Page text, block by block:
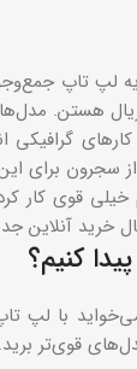
لپ تاپ
هستن.
کارهای
برای این
قوی کار
خرید
کنیم؟
با لپ
قوی‌تر برید.